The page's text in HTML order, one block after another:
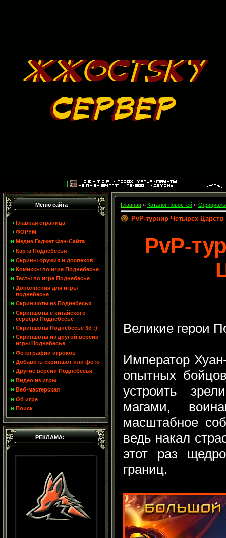
Меню сайта
Главная страница
ФОРУМ
Медиа Гаджет Фан-Сайта
Карта Поднебесья
Скрины оружия и доспехов
Комиксы по игре Поднебесье
Тесты по игре Поднебесье
Дополнения для игры
поднебесье
Скриншоты из Поднебесья
Скриншоты с китайского
сервера Поднебесье
Скриншоты Поднебесье 3d :)
Скриншоты из другой версии
игры Поднебесье
Фотографии игроков
Добавить скриншот или фото
Другие версии Поднебесья
Видео из игры
Веб-мастерская
Об игре
Поиск
РЕКЛАМА:
Главная » Каталог новостей »
PvP-турнир Четырех Царств
PvP-
Великие герои
Император
опытных
устроить
магами,
масштабное
ведь накал
этот раз
границ.